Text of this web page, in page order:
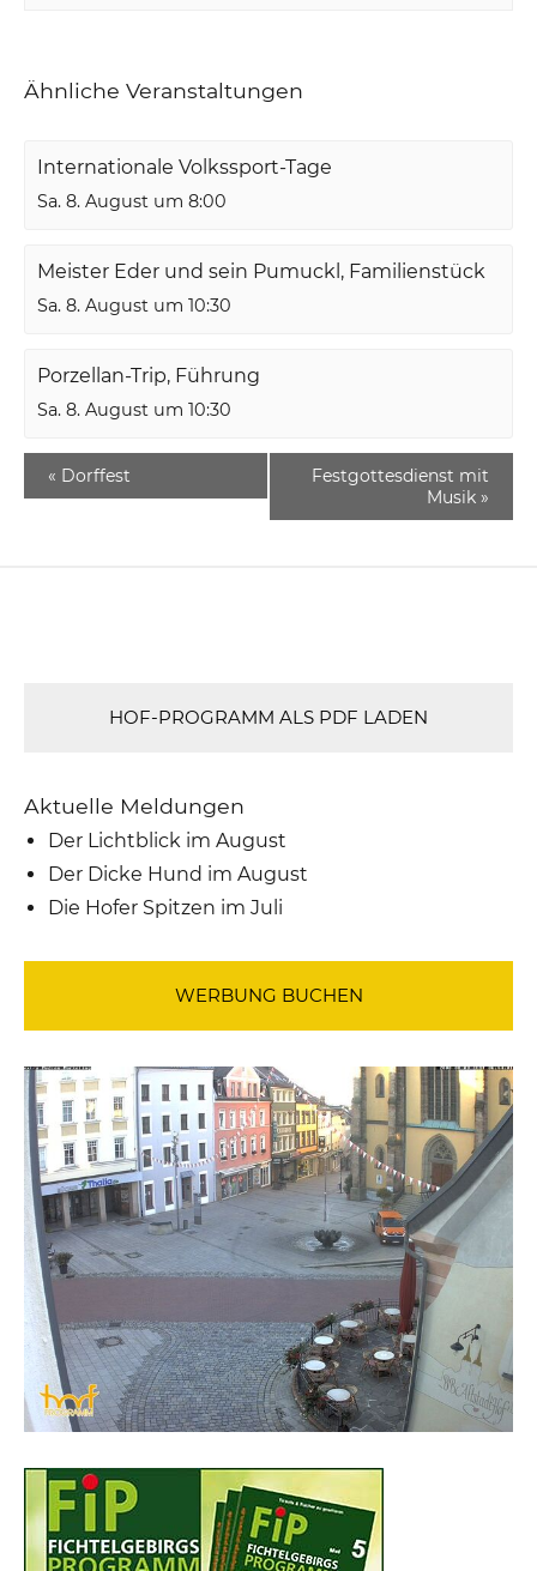
Ähnliche Veranstaltungen
Internationale Volkssport-Tage
Sa. 8. August um 8:00
Meister Eder und sein Pumuckl, Familienstück
Sa. 8. August um 10:30
Porzellan-Trip, Führung
Sa. 8. August um 10:30
« Dorffest
Festgottesdienst mit
Musik »
HOF-PROGRAMM ALS PDF LADEN
Aktuelle Meldungen
Der Lichtblick im August
Der Dicke Hund im August
Die Hofer Spitzen im Juli
WERBUNG BUCHEN